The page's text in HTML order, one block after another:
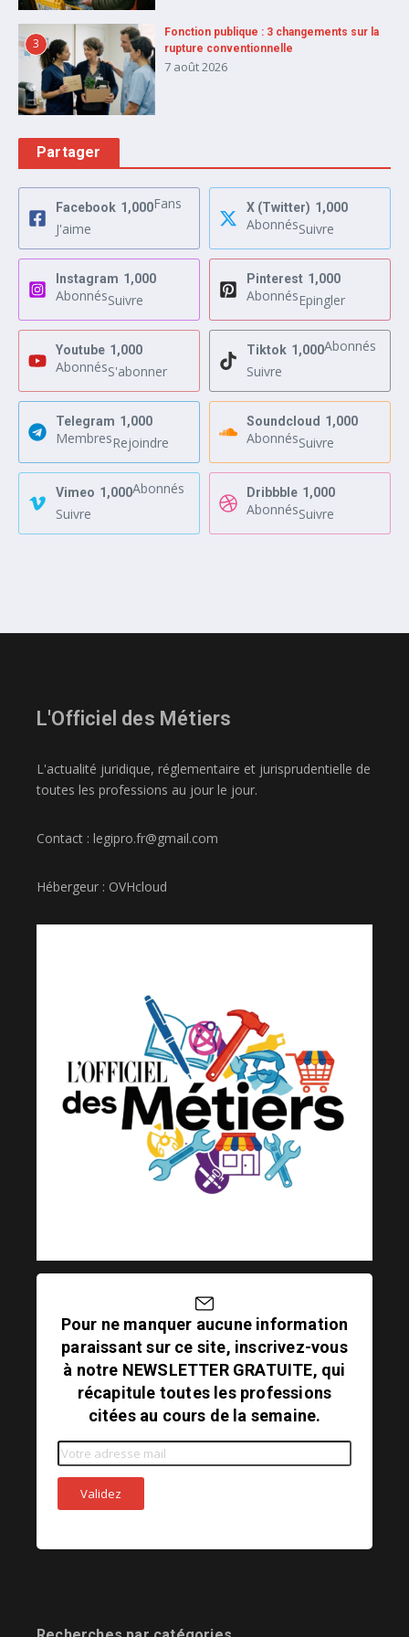
3
Fonction publique : 3 changements sur la
rupture conventionnelle
7 août 2026
Partager
Facebook 1,000Fans
J'aime
X (Twitter) 1,000
AbonnésSuivre
Instagram 1,000
AbonnésSuivre
Pinterest 1,000
AbonnésEpingler
Youtube 1,000
AbonnésS'abonner
Tiktok 1,000Abonnés
Suivre
Telegram 1,000
MembresRejoindre
Soundcloud 1,000
AbonnésSuivre
Vimeo 1,000Abonnés
Suivre
Dribbble 1,000
AbonnésSuivre
L'Officiel des Métiers
L'actualité juridique, réglementaire et jurisprudentielle de
toutes les professions au jour le jour.
Contact : legipro.fr@gmail.com
Hébergeur : OVHcloud
Pour ne manquer aucune information
paraissant sur ce site, inscrivez-vous
à notre NEWSLETTER GRATUITE, qui
récapitule toutes les professions
citées au cours de la semaine.